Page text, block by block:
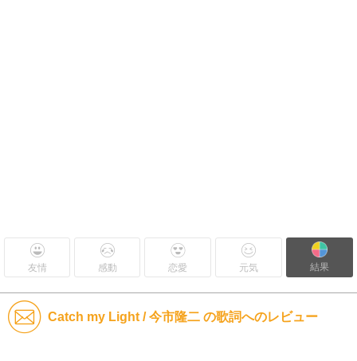
友情 感動 恋愛 元気 結果
Catch my Light / 今市隆二 の歌詞へのレビュー